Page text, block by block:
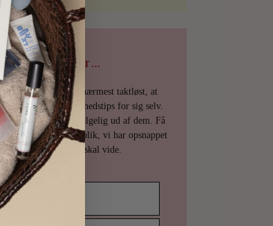
PSST…
Det er uhøfligt, ja nærmest taktløst, at
holde de bedste skønhedstips for sig selv.
Derfor deler vi selvfølgelig ud af dem. Få
en mail fra os det øjeblik, vi har opsnappet
noget, du skal vide.